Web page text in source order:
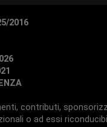
2016
contributi,
o ad essi